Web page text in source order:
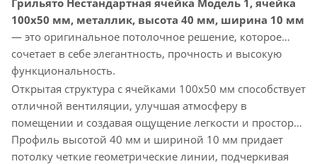
100х50 мм, металлик, высота 40 мм, ширина 10 мм
— это оригинальное потолочное решение, которое
сочетает в себе элегантность, прочность и высокую
функциональность.
Открытая структура с ячейками 100х50 мм способствует
отличной вентиляции, улучшая атмосферу в
помещении и создавая ощущение легкости и простора.
Профиль высотой 40 мм и шириной 10 мм придает
потолку четкие геометрические линии, подчеркивая